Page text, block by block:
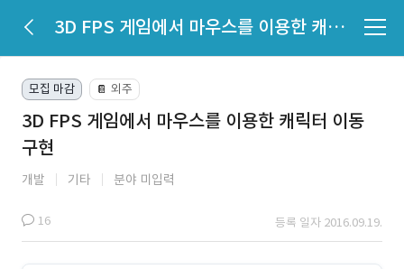
3D FPS 게임에서 마우스를 이용한 캐릭터 이동 구현
모집 마감 📔 외주
3D FPS 게임에서 마우스를 이용한 캐릭터 이동
구현
개발 기타 분야 미입력
16 등록 일자 2016.09.19.